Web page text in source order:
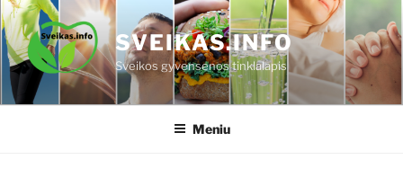
Eiti
prie
turinio
SVEIKAS.INFO
Sveikos gyvensenos tinklalapis
Meniu